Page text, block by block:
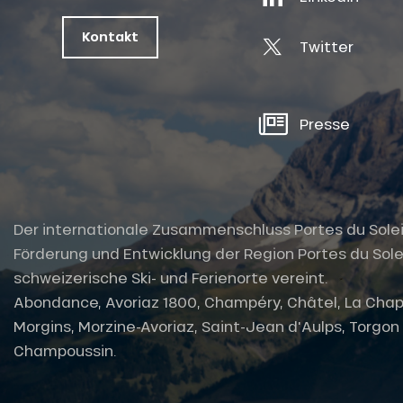
Kontakt Twitter
Presse
Der internationale Zusammenschluss Portes du
Förderung und Entwicklung der Region Portes du
schweizerische Ski- und Ferienorte vereint.
Abondance, Avoriaz 1800, Champéry, Châtel, La
Morgins, Morzine-Avoriaz, Saint-Jean d'Aulps,
Champoussin.